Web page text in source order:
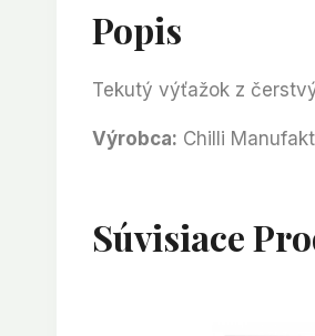
Popis
Tekutý výťažok z
Výrobca: Chilli
Súvisiace